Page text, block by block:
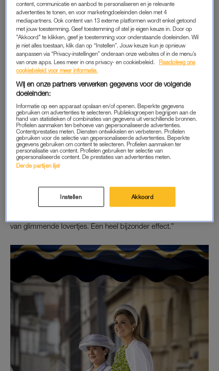
DE BIJZONDERE JURK VAN MÁXIMA
Koningin Máxima is altijd al een opvallende verschijning, maar
met haar nieuwe jurk van modehuis Natan was ze helemáál
een stralend middelpunt op de Dam.
De bijzondere creatie is ook modekenner Josine Droogendijk
niet ontgaan. Opmodekoninginmaxima.nlschrijft zij: “Voor de
stof werd een vintage prêt-à-porter-stof gebruikt, die met de
lijkt het net alsof de jurk is gemaakt van glimmende pailletten.
Op foto’s althans. Ik stond er net met mijn neus bovenop, en in
van glimmende lovertjes. Een heel bijzonder effect.”
content, communicatie en aanbod te personaliseren en je relevante
advertenties te tonen, en voor marketingdoeleinden delen met 4
mediapartners. Ook content van 13 externe platformen wordt enkel getoond
met jouw toestemming. Geef toestemming of stel je eigen keuze in. Door op
"Akkoord" te klikken, geef je toestemming voor onderstaande doeleinden. Wil
je niet alles toestaan, klik dan op “Instellen”. Jouw keuze kun je opnieuw
aanpassen via “Privacy-instellingen” onderaan onze websites of in de menu’s
van onze apps. Lees meer in ons privacy- en cookiebeleid.
Raadpleeg ons
cookiebeleid voor meer informatie.
Wij en onze partners verwerken gegevens voor de volgende
doeleinden:
Informatie op een apparaat opslaan en/of openen. Beperkte gegevens
gebruiken om advertenties te selecteren. Publieksgroepen begrijpen aan de
hand van statistieken of combinaties van gegevens uit verschillende bronnen.
Profielen aanmaken ten behoeve van gepersonaliseerde advertenties.
Contentprestaties meten. Diensten ontwikkelen en verbeteren. Profielen
gebruiken voor de selectie van gepersonaliseerde advertenties. Beperkte
gegevens gebruiken om content te selecteren. Profielen aanmaken ter
personalisatie van content. Profielen gebruiken ter selectie van
gepersonaliseerde content. De prestaties van advertenties meten.
Derde partijen lijst
Instellen Akkoord